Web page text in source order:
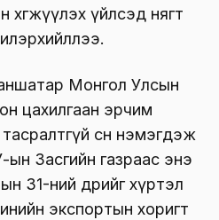
хөгжүүлэх үйлсэд нягт
Монгол Улсын
цахилгаан эрчим
өсөн нэмэгдэж
Засгийн газраас энэ
31-ний өдрийг хүртэл
экспортын хоригт